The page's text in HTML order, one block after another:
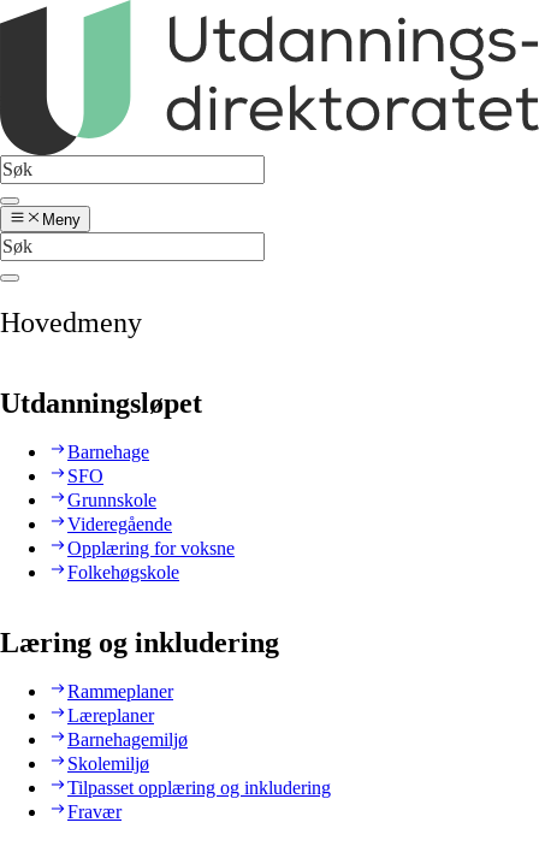
Meny
Hovedmeny
Utdanningsløpet
Barnehage
SFO
Grunnskole
Videregående
Opplæring for voksne
Folkehøgskole
Læring og inkludering
Rammeplaner
Læreplaner
Barnehagemiljø
Skolemiljø
Tilpasset opplæring og inkludering
Fravær